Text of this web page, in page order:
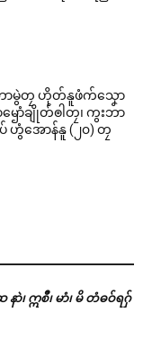
ဘာမွဲတၠ ဟိုတ်နူဖံက်သၞော
ာံချိုတ်ၜါတၠ၊ ကွးဘာ
ဟွံအောန်နူ (၂၀) တၠ
၊ ဣစဳ၊ မာံ၊ မိ တံဓဝ်ရဂှ်